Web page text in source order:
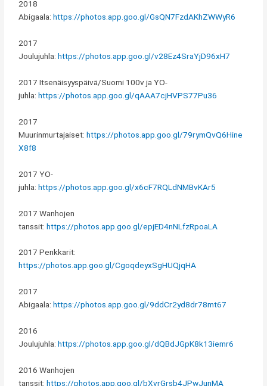
2018
Abigaala:https://photos.app.goo.gl/GsQN7FzdAKhZWWyR6
2017
Joulujuhla:https://photos.app.goo.gl/v28Ez4SraYjD96xH7
2017 Itsenäisyyspäivä/Suomi 100v ja YO-
juhla:https://photos.app.goo.gl/qAAA7cjHVPS77Pu36
2017
Muurinmurtajaiset:https://photos.app.goo.gl/79rymQvQ6Hine
X8f8
2017 YO-
juhla:https://photos.app.goo.gl/x6cF7RQLdNMBvKAr5
2017 Wanhojen
tanssit:https://photos.app.goo.gl/epjED4nNLfzRpoaLA
2017 Penkkarit:
https://photos.app.goo.gl/CgoqdeyxSgHUQjqHA
2017
Abigaala:https://photos.app.goo.gl/9ddCr2yd8dr78mt67
2016
Joulujuhla:https://photos.app.goo.gl/dQBdJGpK8k13iemr6
2016 Wanhojen
tanssit:https://photos.app.goo.gl/bXvrGrsb4JPwJunMA